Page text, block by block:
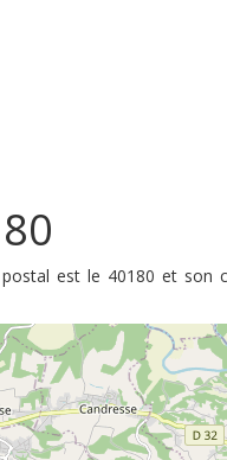
est le 40180 et son